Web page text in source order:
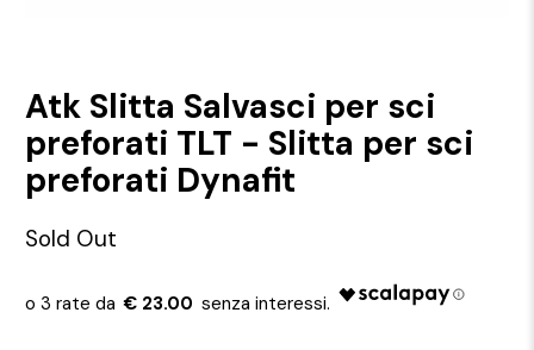
Atk Slitta Salvasci per sci
preforati TLT - Slitta per sci
preforati Dynafit
Sold Out
€ 23.00